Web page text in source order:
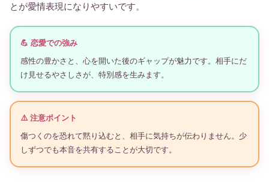
とが愛情表現になりやすいです。
💪 恋愛での強み
感性の豊かさと、心を開いた後のギャップが魅力です。相手にだ
け見せるやさしさが、特別感を生みます。
⚠️ 注意ポイント
傷つくのを恐れて黙り込むと、相手に気持ちが伝わりません。少
しずつでも本音を共有することが大切です。